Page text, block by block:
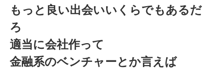
もっと良い出会いいくらでもあるだ
ろ
適当に会社作って
金融系のベンチャーとか言えば